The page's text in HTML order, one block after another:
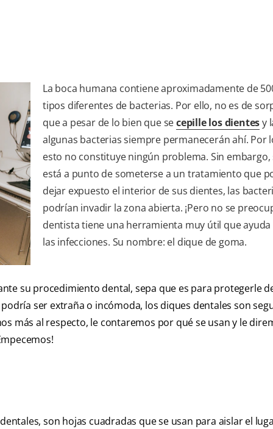
La boca humana contiene aproximadamente de
tipos diferentes de bacterias. Por ello, no es de
que a pesar de lo bien que secepille los dientesy
algunas bacterias siempre permanecerán ahí. Por
esto no constituye ningún problema. Sin embargo,
está a punto de someterse a un tratamiento que
dejar expuesto el interior de sus dientes, las
podrían invadir la zona abierta. ¡Pero no se
dentista tiene una herramienta muy útil que ayuda
las infecciones. Su nombre: el dique de goma.
su procedimiento dental, sepa que es para protegerle
ser extraña o incómoda, los diques dentales son
más al respecto, le contaremos por qué se usan y le
son hojas cuadradas que se usan para aislar el